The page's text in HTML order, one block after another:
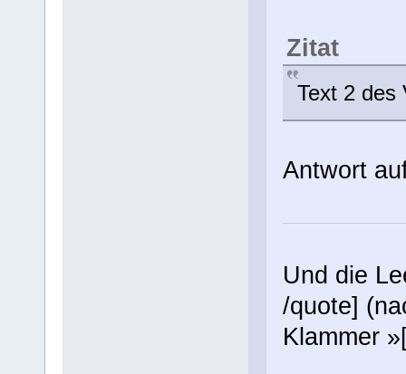
Zitat
Text 2 des
Antwort
Und die
/quote]
Klammer